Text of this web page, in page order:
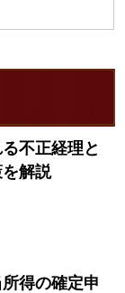
不正経理と
解説
得の確定申